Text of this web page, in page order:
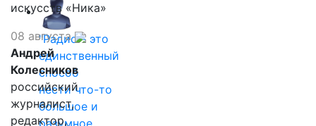
"Радио - это
единственный
способ
нести что-то
большое и
разумное,…
искусств «Ника»
08 августа
Андрей
Колесников
российский
журналист,
редактор,